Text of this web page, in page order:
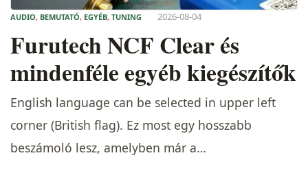
AUDIO, BEMUTATÓ, EGYÉB, TUNING 2026-08-04
Furutech NCF Clear és
mindenféle egyéb kiegészítők
English language can be selected in upper left
corner (British flag). Ez most egy hosszabb
beszámoló lesz, amelyben már a…